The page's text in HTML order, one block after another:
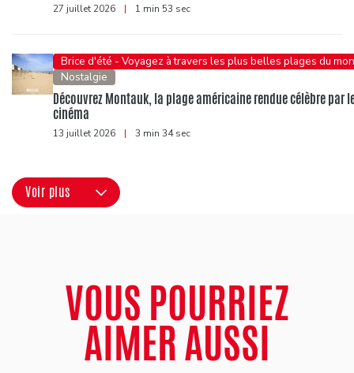
27 juillet 2026 | 1 min 53 sec
Brice d'été - Voyagez à travers les plus belles plages du
Nostalgie
Découvrez Montauk, la plage américaine rendue célèbre par
cinéma
13 juillet 2026 | 3 min 34 sec
Voir plus
VOUS POURRIEZ
AIMER AUSSI